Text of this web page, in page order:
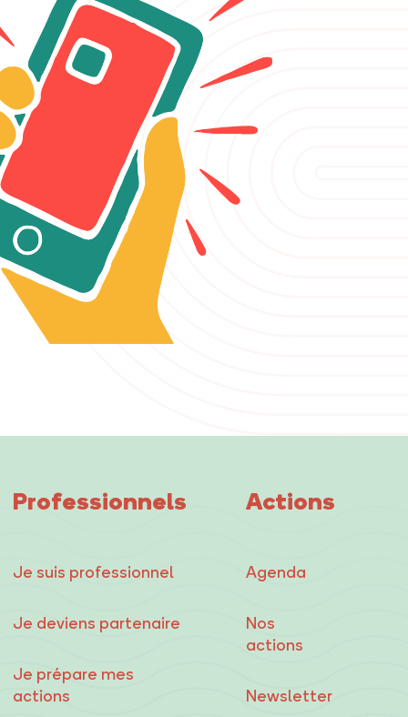
Professionnels
Je suis professionnel
Je deviens partenaire
Je prépare mes
actions
Actions
Agenda
Nos
actions
Newsletter